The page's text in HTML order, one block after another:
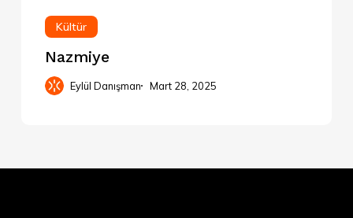
Kültür
Nazmiye
Eylül Danışman Mart 28, 2025